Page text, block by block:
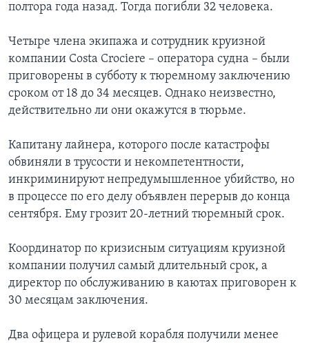
полтора года назад. Тогда погибли 32 человека.
Четыре члена экипажа и сотрудник круизной
компании Costa Crociere – оператора судна – были
приговорены в субботу к тюремному заключению
сроком от 18 до 34 месяцев. Однако неизвестно,
действительно ли они окажутся в тюрьме.
Капитану лайнера, которого после катастрофы
обвиняли в трусости и некомпетентности,
инкриминируют непредумышленное убийство, но
в процессе по его делу объявлен перерыв до конца
сентября. Ему грозит 20-летний тюремный срок.
Координатор по кризисным ситуациям круизной
компании получил самый длительный срок, а
директор по обслуживанию в каютах приговорен к
30 месяцам заключения.
Два офицера и рулевой корабля получили менее